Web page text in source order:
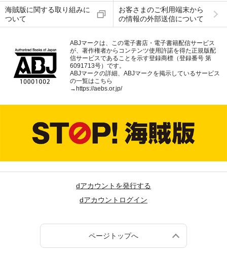
海賊版に関する取り組みに
ついて
お客さまのご利用端末から
の情報の外部送信について
ABJマークは、この電子書店・電子書籍配信サービス
が、著作権者からコンテンツ使用許諾を得た正規版配
信サービスであることを示す登録商標（登録番号 第
6091713号）です。
ABJマークの詳細、ABJマークを掲示しているサービス
の一覧はこちら
→ https://aebs.or.jp/
dアカウントを発行する
dアカウントログイン
ページトップへ